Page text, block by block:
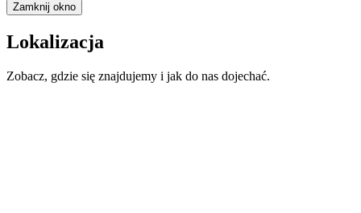
Zamknij okno
Lokalizacja
Zobacz, gdzie się znajdujemy i jak do nas dojechać.